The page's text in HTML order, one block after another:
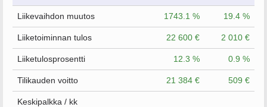
Liikevaihdon muutos 1743.1 % 19.4 %
Liiketoiminnan tulos 22 600 € 2 010 €
Liiketulosprosentti 12.3 % 0.9 %
Tilikauden voitto 21 384 € 509 €
Keskipalkka / kk